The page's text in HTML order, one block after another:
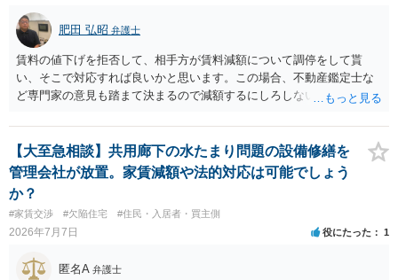
肥田 弘昭 弁護士
賃料の値下げを拒否して、相手方が賃料減額について調停をして貰
い、そこで対応すれば良いかと思います。この場合、不動産鑑定士な
ど専門家の意見も踏まて決まるので減額するにしろしないにしろ公平
否すればよいだけです。ご参考にしてください。
【大至急相談】共用廊下の水たまり問題の設備修繕を
管理会社が放置。家賃減額や法的対応は可能でしょう
か？
#家賃交渉 #欠陥住宅 #住民・入居者・買主側
2026年7月7日 役にたった 1
匿名A 弁護士